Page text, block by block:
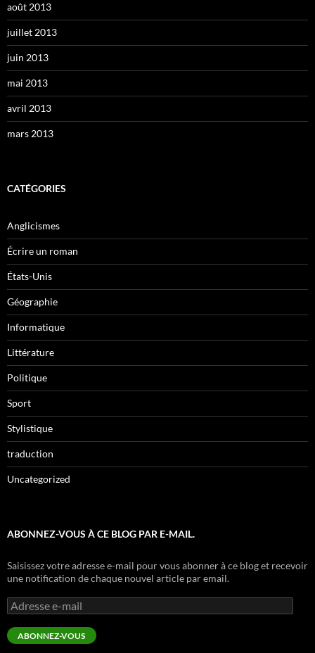
août 2013
juillet 2013
juin 2013
mai 2013
avril 2013
mars 2013
CATÉGORIES
Anglicismes
Écrire un roman
États-Unis
Géographie
Informatique
Littérature
Politique
Sport
Stylistique
traduction
Uncategorized
ABONNEZ-VOUS À CE BLOG PAR E-MAIL.
Saisissez votre adresse e-mail pour vous abonner à ce blog et recevoir
une notification de chaque nouvel article par email.
Adresse
e-
mail
ABONNEZ-VOUS